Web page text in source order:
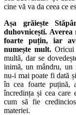
cine vă va da ceea ce
Așa grăiește
duhovnicești.
foarte puțin, iar
numește mult. Oricui
multă, dar se
inimă, un mândru, un
nu-i mai poate fi dată
în cea foarte puțină,
încredința și cea care
cum să fie
materiei.